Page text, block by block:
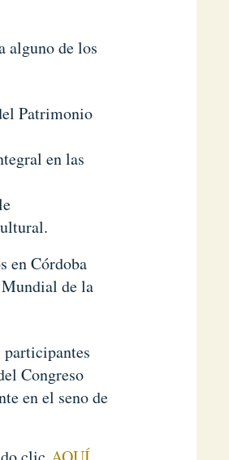
alguno de los
Patrimonio
en las
en Córdoba
de la
Congreso
en el seno de